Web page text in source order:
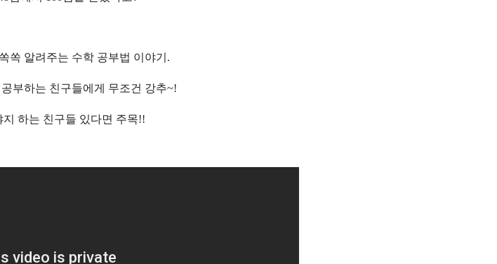
쏙 알려주는 수학 공부법 이야기.
부하는 친구들에게 무조건 강추~!
하는 친구들 있다면 주목!!